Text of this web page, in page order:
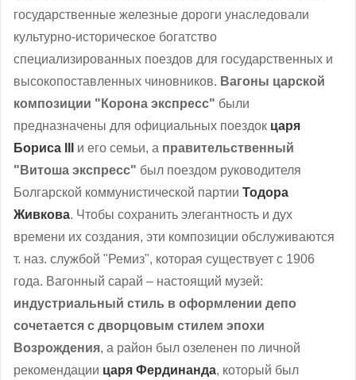
государственные железные дороги унаследовали
культурно-историческое богатство
специализированных поездов для государственных и
высокопоставленных чиновников. Вагоны царской
композиции "Корона экспресс" были
предназначены для официальных поездок царя
Бориса III и его семьи, а правительственный
"Витоша экспресс" был поездом руководителя
Болгарской коммунистической партии Тодора
Живкова. Чтобы сохранить элегантность и дух
времени их создания, эти композиции обслуживаются
т. наз. службой "Ремиз", которая существует с 1906
года. Вагонный сарай – настоящий музей:
индустриальный стиль в оформлении депо
сочетается с дворцовым стилем эпохи
Возрождения, а район был озеленен по личной
рекомендации царя Фердинанда, который был